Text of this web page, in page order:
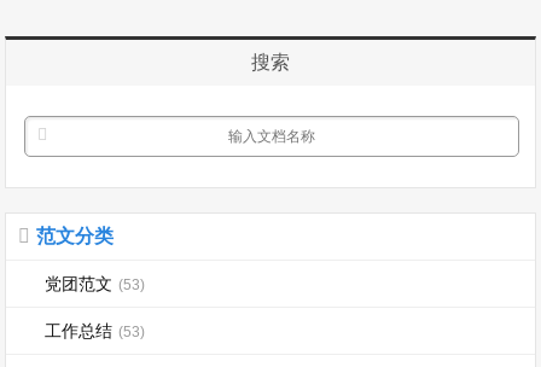
力，提高社员的积极性、主动性，现在对
本学期我...
搜索
范文分类
党团范文 (53)
工作总结 (53)